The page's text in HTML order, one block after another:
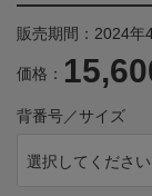
販売期間：2024
価格：
背番号／サイズ
選択してください